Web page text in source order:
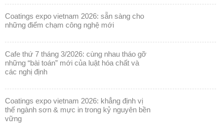
coatings expo vietnam 2026: sẵn sàng cho
những điểm chạm công nghệ mới
cafe thứ 7 tháng 3/2026: cùng nhau tháo gỡ
những “bài toán” mới của luật hóa chất và
các nghị định
coatings expo vietnam 2026: khẳng định vị
thế ngành sơn & mực in trong kỷ nguyên bền
vững